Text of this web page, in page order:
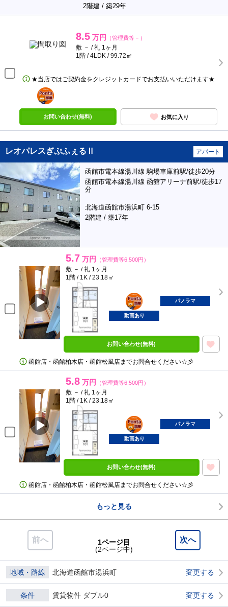
2階建 / 築29年
8.5 万円 （管理費等－）
敷 － / 礼 1ヶ月
1階 / 4LDK / 99.72㎡
★当店ではご契約金をクレジットカードでお支払いいただけます★
ポンタ
部屋
お問い合わせ(無料) お気に入り
レオパレスぎぷふぇるⅡ アパート
函館市電本線湯川線 駒場車庫前駅/徒歩20分
函館市電本線湯川線 函館アリーナ前駅/徒歩17
分
北海道函館市湯浜町 6-15
2階建 / 築17年
5.7 万円 （管理費等6,500円）
敷 － / 礼 1ヶ月
1階 / 1K / 23.18㎡
ポンタ
部屋
パノラマ
動画あり
お問い合わせ(無料)
函館店・函館柏木店・函館松風店までお問合せください☆彡
5.8 万円 （管理費等6,500円）
敷 － / 礼 1ヶ月
1階 / 1K / 23.18㎡
ポンタ
部屋
パノラマ
動画あり
お問い合わせ(無料)
函館店・函館柏木店・函館松風店までお問合せください☆彡
もっと見る
前へ 次へ
1ページ目
(2ページ中)
地域・路線 北海道函館市湯浜町 変更する
条件 賃貸物件 ダブル0 変更する